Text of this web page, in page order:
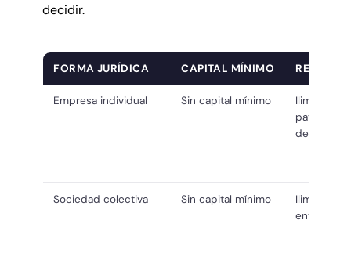
decidir.
FORMA JURÍDICA CAPITAL MÍNIMO
Empresa individual Sin capital mínimo
Ilimitada,
del titular
Sociedad colectiva Sin capital mínimo
Ilimitada y
entre los